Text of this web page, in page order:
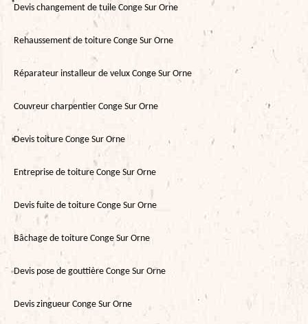
Devis changement de tuile Conge Sur Orne
Rehaussement de toiture Conge Sur Orne
Réparateur installeur de velux Conge Sur Orne
Couvreur charpentier Conge Sur Orne
Devis toiture Conge Sur Orne
Entreprise de toiture Conge Sur Orne
Devis fuite de toiture Conge Sur Orne
Bâchage de toiture Conge Sur Orne
Devis pose de gouttière Conge Sur Orne
Devis zingueur Conge Sur Orne